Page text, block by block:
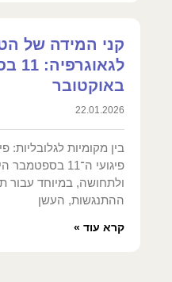
קני המידה של
באוקטובר
22.01.2026
בין מקומיות לגלובליות:
פיגועי ה־11
ולתחושה, במיוחד עבור
ההתנגשות, העשן
קרא עוד »